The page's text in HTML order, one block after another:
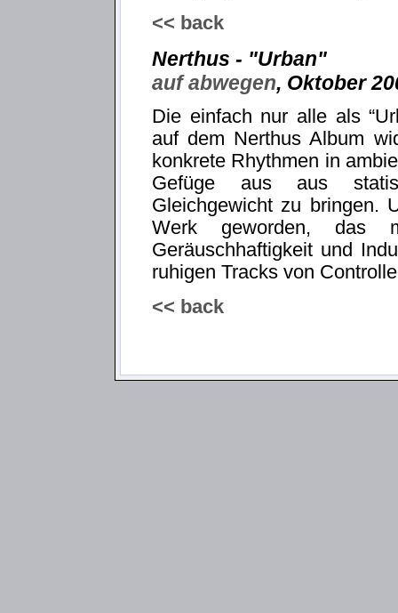
<< back
Nerthus - "Urban"
auf abwegen, Oktober
Die einfach nur alle als
auf dem Nerthus Album
konkrete Rhythmen in
Gefüge aus aus
Gleichgewicht zu bringen.
Werk geworden, das
Geräuschhaftigkeit und
ruhigen Tracks von
<< back